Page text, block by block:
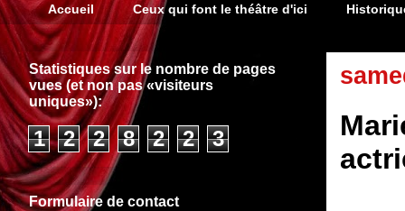
Accueil Ceux qui font le théâtre d'ici
Statistiques sur le nombre de pages
vues (et non pas «visiteurs
uniques»):
1 2 2 8 2 2 3
Formulaire de contact